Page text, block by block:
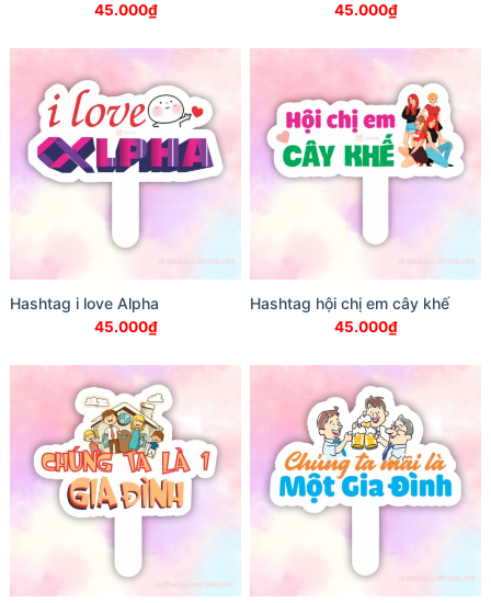
45.000₫ 45.000₫
Hashtag i love Alpha
45.000₫
Hashtag hội chị em cây khế
45.000₫